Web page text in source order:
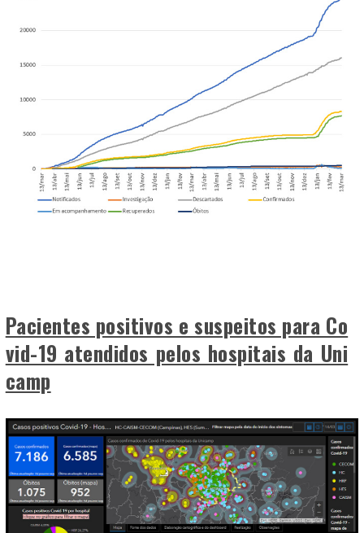
Pacientes positivos e suspeitos para Co
vid-19 atendidos pelos hospitais da Uni
camp